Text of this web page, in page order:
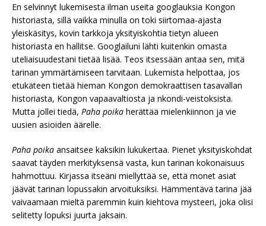
En selvinnyt lukemisesta ilman useita googlauksia Kongon
historiasta, sillä vaikka minulla on toki siirtomaa-ajasta
yleiskäsitys, kovin tarkkoja yksityiskohtia tietyn alueen
historiasta en hallitse. Googlailuni lähti kuitenkin omasta
uteliaisuudestani tietää lisää. Teos itsessään antaa sen, mitä
tarinan ymmärtämiseen tarvitaan. Lukemista helpottaa, jos
etukäteen tietää hieman Kongon demokraattisen tasavallan
historiasta, Kongon vapaavaltiosta ja nkondi-veistoksista.
Mutta jollei tiedä, Paha poika herättää mielenkiinnon ja vie
uusien asioiden äärelle.
Paha poika ansaitsee kaksikin lukukertaa. Pienet yksityiskohdat
saavat täyden merkityksensä vasta, kun tarinan kokonaisuus
hahmottuu. Kirjassa itseäni miellyttää se, että monet asiat
jäävät tarinan lopussakin arvoituksiksi. Hämmentävä tarina jää
vaivaamaan mieltä paremmin kuin kiehtova mysteeri, joka olisi
selitetty lopuksi juurta jaksain.